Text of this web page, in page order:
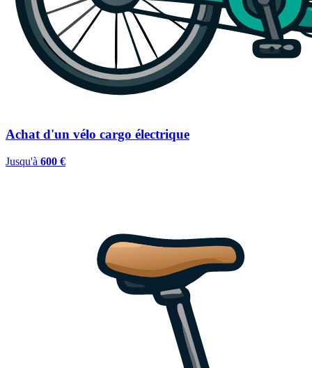
Achat d'un vélo cargo électrique
Jusqu'à 600 €